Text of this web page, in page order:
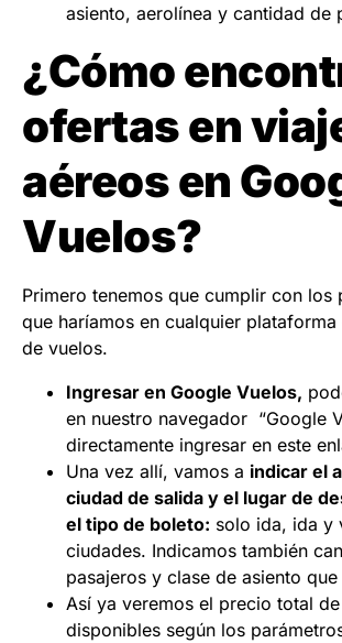
asiento, aerolínea y cantidad de
¿Cómo
ofertas en
aéreos en
Vuelos?
Primero tenemos que cumplir con los
que haríamos en cualquier plataforma
de vuelos.
Ingresar en Google Vuelos,
en nuestro navegador “Google
directamente ingresar en este
Una vez allí, vamos a indicar el
ciudad de salida y el lugar de
el tipo de boleto: solo ida, ida y
ciudades. Indicamos también
pasajeros y clase de asiento
Así ya veremos el precio total
disponibles según los